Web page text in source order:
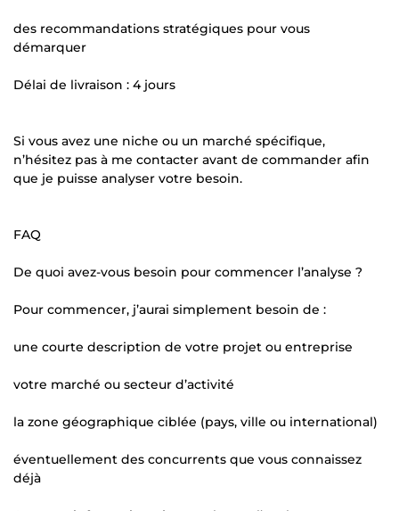
des recommandations stratégiques pour vous
démarquer
Délai de livraison : 4 jours
Si vous avez une niche ou un marché spécifique,
n’hésitez pas à me contacter avant de commander afin
que je puisse analyser votre besoin.
FAQ
De quoi avez-vous besoin pour commencer l’analyse ?
Pour commencer, j’aurai simplement besoin de :
une courte description de votre projet ou entreprise
votre marché ou secteur d’activité
la zone géographique ciblée (pays, ville ou international)
éventuellement des concurrents que vous connaissez
déjà